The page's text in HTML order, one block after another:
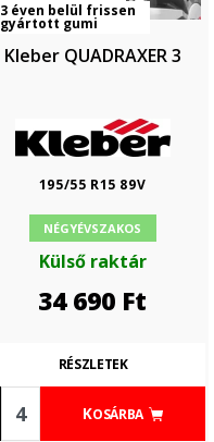
3 éven belül frissen
gyártott gumi
Kleber QUADRAXER 3
195/55 R15 89V
NÉGYÉVSZAKOS
Külső raktár
34 690 Ft
KOSÁRBA
RÉSZLETEK